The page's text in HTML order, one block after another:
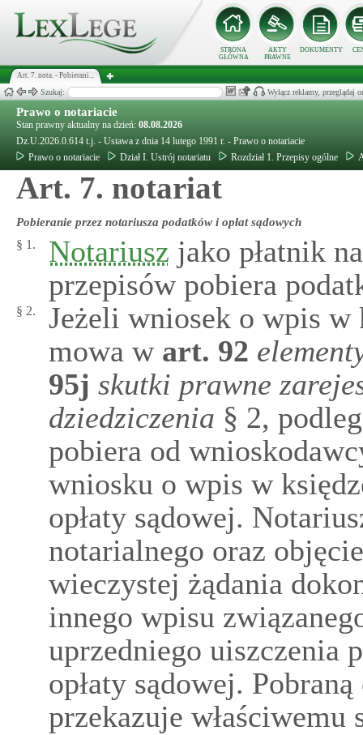
STRONA
GŁÓWNA
AKTY
PRAWNE
DOKUMENTY
Art. 7. nota. - Pobierani...
Szukaj: Wyłącz reklamy, przeglądaj
Prawo o notariacie
Stan prawny aktualny na dzień: 08.08.2026
Dz.U.2026.0.614 t.j. - Ustawa z dnia 14 lutego 1991 r. - Prawo o notariacie
Prawo o notariacie
Dział I. Ustrój notariatu Rozdział 1. Przepisy ogólne
Art. 7. notariat
Pobieranie przez notariusza podatków i opłat sądowych
§ 1. Notariusz jako płatnik
przepisów pobiera
§ 2.
Jeżeli wniosek o wpis
mowa wart. 92
95j skutki prawne
dziedziczenia § 2,
pobiera od
wniosku o wpis w
opłaty sądowej.
notarialnego oraz
wieczystej żądania
innego wpisu
uprzedniego uiszczenia
opłaty sądowej.
przekazuje